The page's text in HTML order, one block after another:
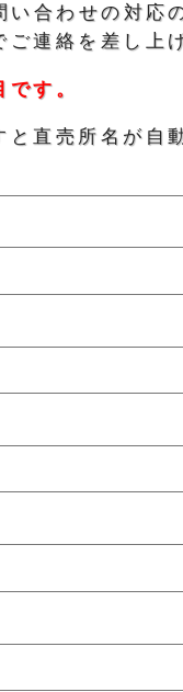
合わせの対応
連絡を差し上
す。
直売所名が自